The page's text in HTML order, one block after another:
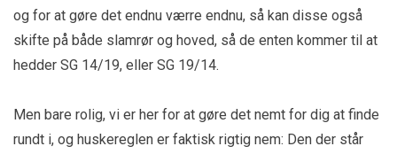
og for at gøre det endnu værre endnu, så kan disse også
skifte på både slamrør og hoved, så de enten kommer til at
hedder SG 14/19, eller SG 19/14.
Men bare rolig, vi er her for at gøre det nemt for dig at finde
rundt i, og huskereglen er faktisk rigtig nem: Den der står